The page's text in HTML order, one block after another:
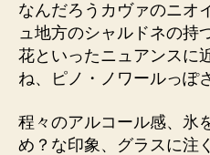
なんだろうカヴァのニオ
ュ地方のシャルドネの持
花といったニュアンスに
ね、ピノ・ノワールっぽ
程々のアルコール感、氷
め？な印象、グラスに注